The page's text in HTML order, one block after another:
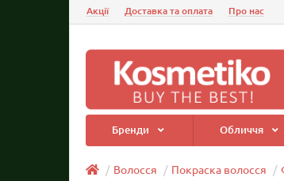
Акції Доставка та оплата Про нас
Бренди Обличчя
Волосся Покраска волосся